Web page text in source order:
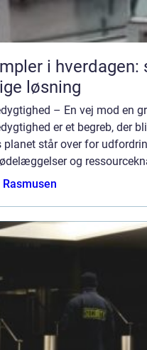
i
løsning
– En vej mod en
er et begreb, der
planet står over for
og